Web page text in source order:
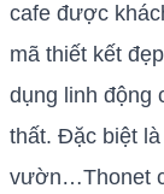
cafe được
mã thiết kết
dụng linh động
thất. Đặc biệt
vườn…Thonet